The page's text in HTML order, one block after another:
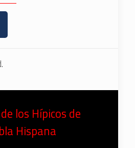
los Hípicos de
Hispana